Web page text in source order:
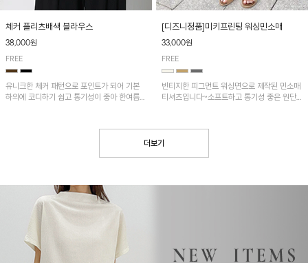
체커 플리츠배색 블라우스
38,000원
FREE
유니크한 체커 패턴으로 포인트가 되어 기본
하의에 코디하기 쉽고 통기성이 좋아 한여름에
[디즈니정품]미키프린팅 워싱민소매
33,000원
FREE
빈티지한 피그먼트 워싱면으로 제작된 민소매
티셔츠입니다~소프트하고 통기성 좋은 원단
더보기